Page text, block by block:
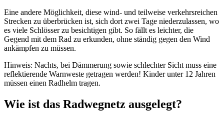
Eine andere Möglichkeit, diese wind- und teilweise verkehrsreichen
Strecken zu überbrücken ist, sich dort zwei Tage niederzulassen, wo
es viele Schlösser zu besichtigen gibt. So fällt es leichter, die
Gegend mit dem Rad zu erkunden, ohne ständig gegen den Wind
ankämpfen zu müssen.
Hinweis: Nachts, bei Dämmerung sowie schlechter Sicht muss eine
reflektierende Warnweste getragen werden! Kinder unter 12 Jahren
müssen einen Radhelm tragen.
Wie ist das Radwegnetz ausgelegt?